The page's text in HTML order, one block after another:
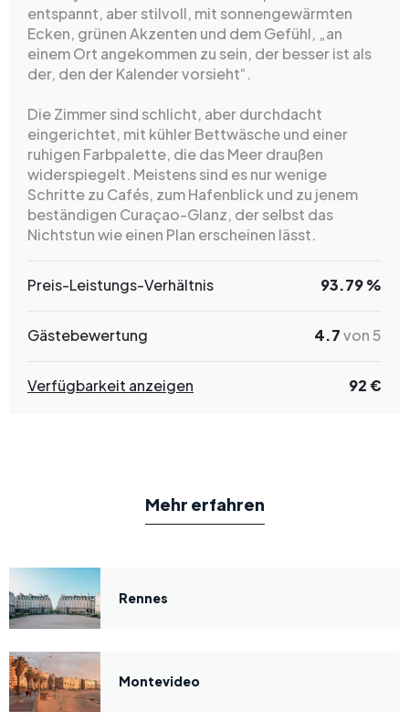
entspannt, aber stilvoll, mit sonnengewärmten
Ecken, grünen Akzenten und dem Gefühl, „an
einem Ort angekommen zu sein, der besser ist als
der, den der Kalender vorsieht“.
Die Zimmer sind schlicht, aber durchdacht
eingerichtet, mit kühler Bettwäsche und einer
ruhigen Farbpalette, die das Meer draußen
widerspiegelt. Meistens sind es nur wenige
Schritte zu Cafés, zum Hafenblick und zu jenem
beständigen Curaçao-Glanz, der selbst das
Nichtstun wie einen Plan erscheinen lässt.
Preis-Leistungs-Verhältnis 93.79 %
Gästebewertung 4.7von 5
Verfügbarkeit anzeigen 92 €
Mehr erfahren
Rennes
Montevideo